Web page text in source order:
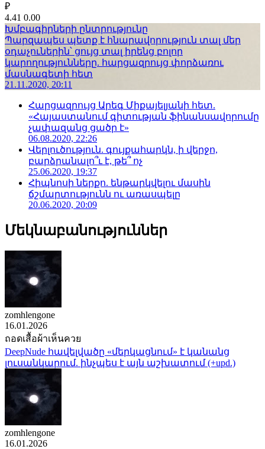
₽
4.41 0.00
Խմբագիրների ընտրությունը
Պարզապես պետք է հնարավորություն տալ մեր
օդաչուներին՝ ցույց տալ իրենց բոլոր
կարողությունները. հարցազրույց փորձառու
մասնագետի հետ
21.11.2020, 20:11
Հարցազրույց Արեգ Միքայելյանի հետ.
«Հայաստանում գիտության ֆինանսավորումը
չափազանց ցածր է»
06.08.2020, 22:26
Վերլուծություն. գույքահարկն, ի վերջո,
բարձրանալո՞ւ է, թե՞ ոչ
25.06.2020, 19:37
Հիպնոսի ներքո. ենթարկվելու մասին
ճշմարտությունն ու առասպելը
20.06.2020, 20:09
Մեկնաբանություններ
zomhlengone
16.01.2026
ถอดเสื้อผ้าเห็นควย
DeepNude հավելվածը «մերկացնում» է կանանց
լուսանկարում. ինչպես է այն աշխատում (+upd.)
zomhlengone
16.01.2026